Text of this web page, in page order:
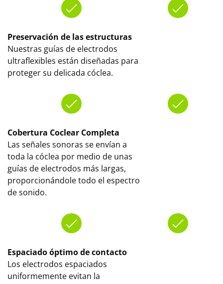
Preservación de las estructuras
Nuestras guías de electrodos
ultraflexibles están diseñadas para
proteger su delicada cóclea.
Cobertura Coclear Completa
Las señales sonoras se envían a
toda la cóclea por medio de unas
guías de electrodos más largas,
proporcionándole todo el espectro
de sonido.
Espaciado óptimo de contacto
Los electrodos espaciados
uniformemente evitan la